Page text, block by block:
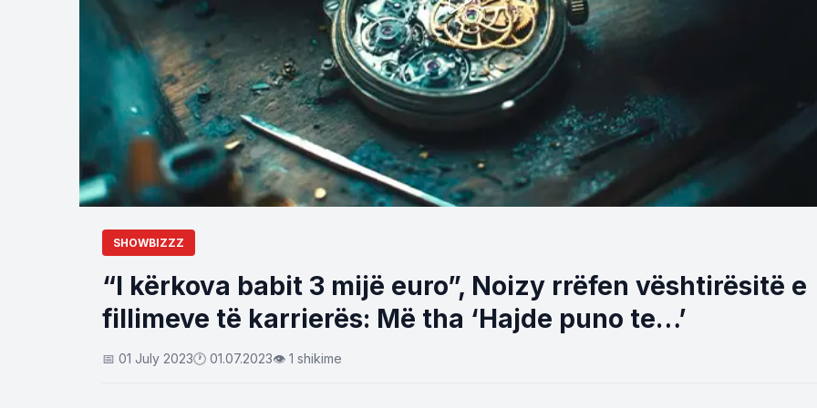
SHOWBIZZZ
“I kërkova babit 3 mijë euro”, Noizy rrëfen vështirësitë e
fillimeve të karrierës: Më tha ‘Hajde puno te…’
📅 01 July 2023🕐 01.07.2023👁 1 shikime